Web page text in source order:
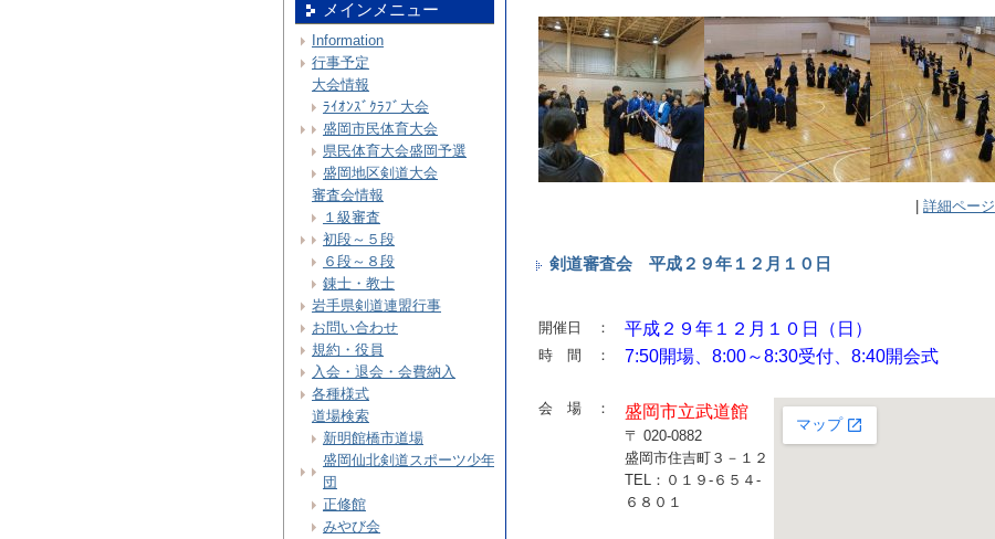
詳細ページ
剣道審査会 平成２９年１２月１０日
開催日 ： 平成２９年１２月１０日（日）
時 間 ： 7:50開場、8:00～8:30受付、8:40開会式
会 場 ： 盛岡市立武道館
〒 020-0882
盛岡市住吉町３－１２
TEL：０１９-６５４-
６８０１
メインメニュー
Information
行事予定
大会情報
ﾗｲｵﾝｽﾞｸﾗﾌﾞ大会
盛岡市民体育大会
県民体育大会盛岡予選
盛岡地区剣道大会
審査会情報
１級審査
初段～５段
６段～８段
錬士・教士
岩手県剣道連盟行事
お問い合わせ
規約・役員
入会・退会・会費納入
各種様式
道場検索
新明館橋市道場
盛岡仙北剣道スポーツ少年
団
正修館
みやび会